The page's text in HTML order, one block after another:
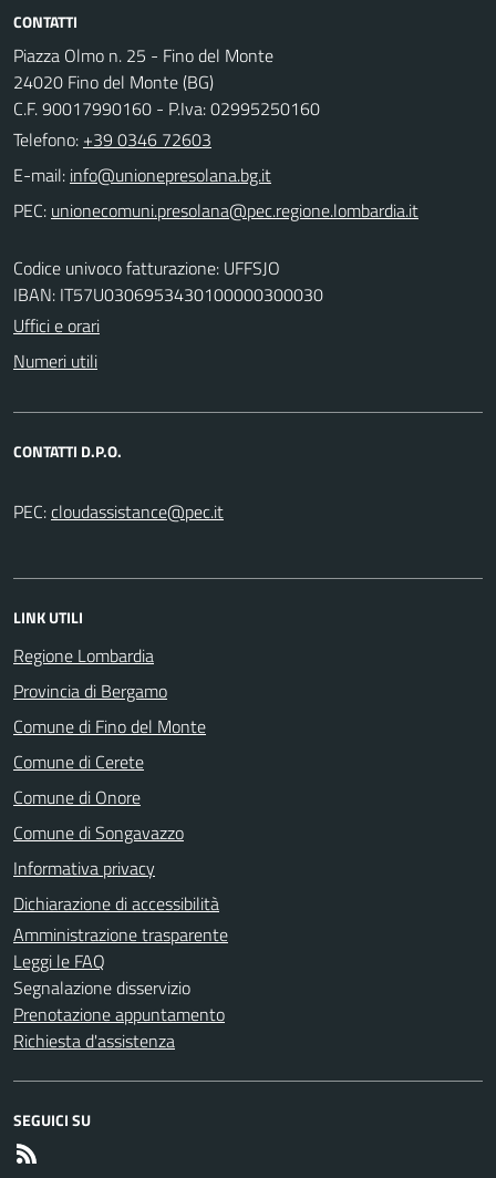
CONTATTI
Piazza Olmo n. 25 - Fino del Monte
24020 Fino del Monte (BG)
C.F. 90017990160 - P.Iva: 02995250160
Telefono: +39 0346 72603
E-mail:
PEC:
Codice univoco fatturazione: UFFSJO
IBAN: IT57U0306953430100000300030
Uffici e orari
Numeri utili
CONTATTI D.P.O.
PEC:
LINK UTILI
Regione Lombardia
Provincia di Bergamo
Comune di Fino del Monte
Comune di Cerete
Comune di Onore
Comune di Songavazzo
Informativa privacy
Dichiarazione di accessibilità
Amministrazione trasparente
Leggi le FAQ
Segnalazione disservizio
Prenotazione appuntamento
Richiesta d'assistenza
SEGUICI SU